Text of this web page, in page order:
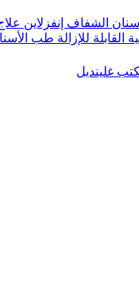
الشفاف إنفزلاين
للإزالة طب
غلينديل